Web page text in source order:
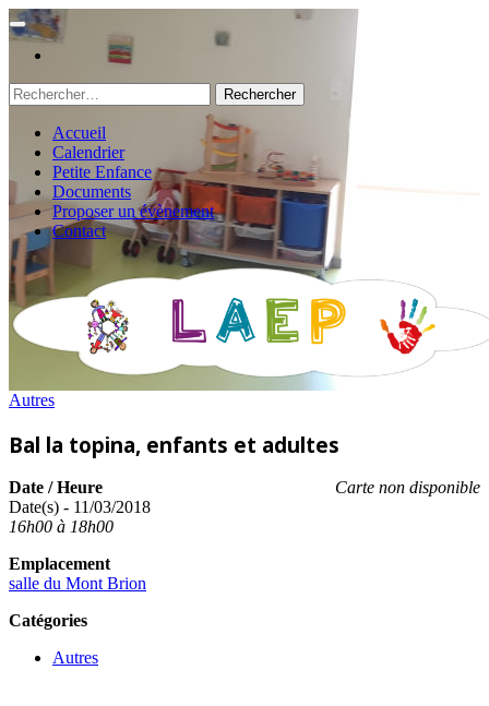
Rechercher :
Accueil
Calendrier
Petite Enfance
Documents
Proposer un évènement
Contact
Autres
Bal la topina, enfants et adultes
Carte non disponible
Date / Heure
Date(s) - 11/03/2018
16h00 à 18h00
Emplacement
salle du Mont Brion
Catégories
Autres